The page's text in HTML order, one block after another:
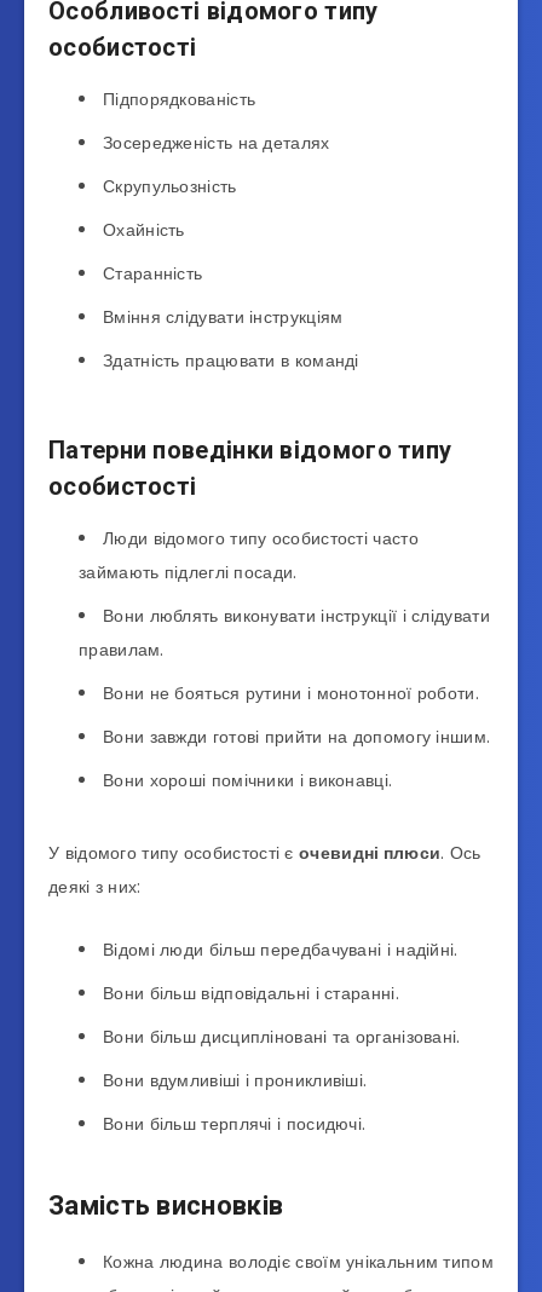
Особливості відомого типу
особистості
Підпорядкованість
Зосередженість на деталях
Скрупульозність
Охайність
Старанність
Вміння слідувати інструкціям
Здатність працювати в команді
Патерни поведінки відомого типу
особистості
Люди відомого типу особистості часто
займають підлеглі посади.
Вони люблять виконувати інструкції і слідувати
правилам.
Вони не бояться рутини і монотонної роботи.
Вони завжди готові прийти на допомогу іншим.
Вони хороші помічники і виконавці.
У відомого типу особистості єочевидні плюси. Ось
деякі з них:
Відомі люди більш передбачувані і надійні.
Вони більш відповідальні і старанні.
Вони більш дисципліновані та організовані.
Вони вдумливіші і проникливіші.
Вони більш терплячі і посидючі.
Замість висновків
Кожна людина володіє своїм унікальним типом